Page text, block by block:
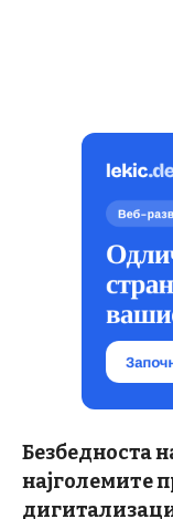
Безбедноста
најголемите